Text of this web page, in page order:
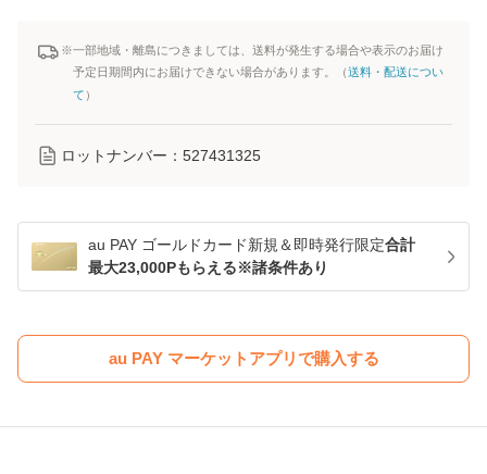
※一部地域・離島につきましては、送料が発生する場合や表示のお届け
予定日期間内にお届けできない場合があります。（送料・配送につい
て ）
ロットナンバー： 527431325
au PAY ゴールドカード新規＆即時発行限定合計
最大23,000Pもらえる※諸条件あり
au PAY マーケットアプリで購入する